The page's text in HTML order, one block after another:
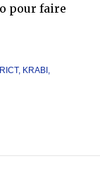
pour faire
KRABI,